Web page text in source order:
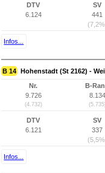
DTV
6.124
SV
441
Infos...
B 14 Hohenstadt (St 2162) -
Nr.
9.726
(4.732)
B-
8.134
DTV
6.121
SV
337
Infos...